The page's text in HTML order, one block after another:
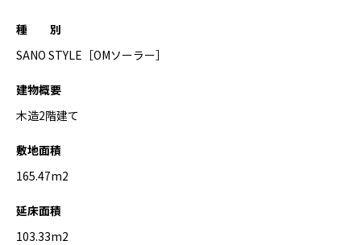
種 別
SANO STYLE［OMソーラー］
建物概要
木造2階建て
敷地面積
165.47m2
延床面積
103.33m2